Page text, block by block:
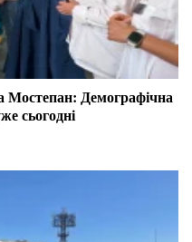
Демографічна
сьогодні